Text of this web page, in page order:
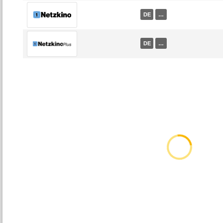
DE …
DE …